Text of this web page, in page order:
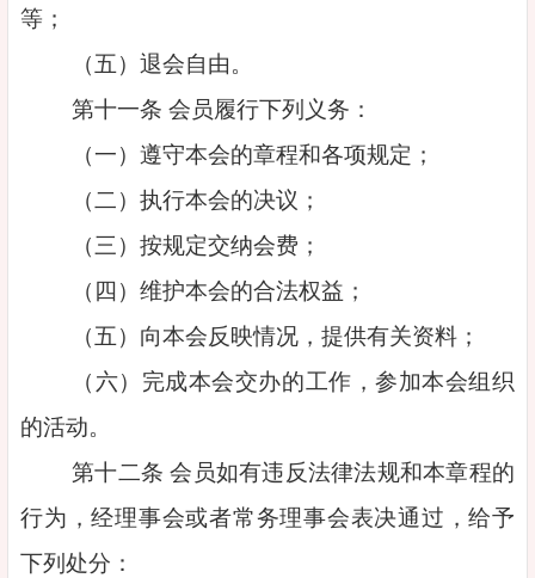
等；
（五）退会自由。
第十一条 会员履行下列义务：
（一）遵守本会的章程和各项规定；
（二）执行本会的决议；
（三）按规定交纳会费；
（四）维护本会的合法权益；
（五）向本会反映情况，提供有关资料；
（六）完成本会交办的工作，参加本会组织
的活动。
第十二条 会员如有违反法律法规和本章程的
行为，经理事会或者常务理事会表决通过，给予
下列处分：